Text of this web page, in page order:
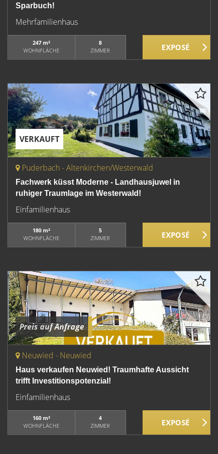
Sparbuch!
Mehrfamilienhaus
247 m²
WOHNFLÄCHE
8
ZIMMER
VERKAUFT
Puderbach - Altenkirchen/Westerwald
Fachwerk küsst Moderne - Landhausjuwel in
ruhiger Traumlage im Westerwald!
Einfamilienhaus
180 m²
WOHNFLÄCHE
5
ZIMMER
Preis auf Anfrage
Neuwied - Neuwied
Haus verkaufen Neuwied! Traumhafte Aussicht
trifft Investitionspotenzial!
Einfamilienhaus
160 m²
WOHNFLÄCHE
4
ZIMMER